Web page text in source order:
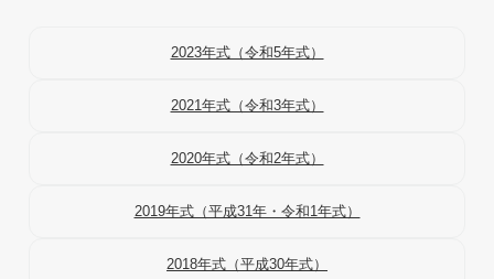
2023年式（令和5年式）
2021年式（令和3年式）
2020年式（令和2年式）
2019年式（平成31年・令和1年式）
2018年式（平成30年式）